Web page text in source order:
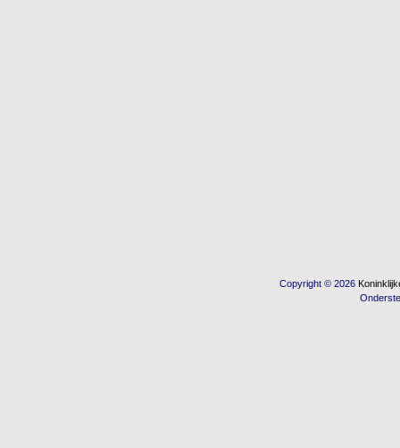
Copyright © 2026